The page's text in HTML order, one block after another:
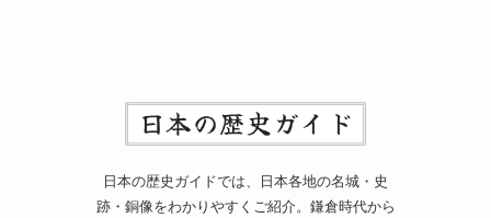
日本の歴史ガイドでは、日本各地の名城・史
跡・銅像をわかりやすくご紹介。鎌倉時代から